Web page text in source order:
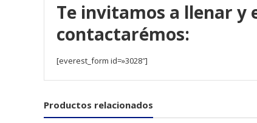
Te invitamos a llenar y
contactarémos:
[everest_form id=»3028″]
Productos relacionados